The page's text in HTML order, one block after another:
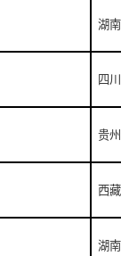
湖
四
贵
西
湖